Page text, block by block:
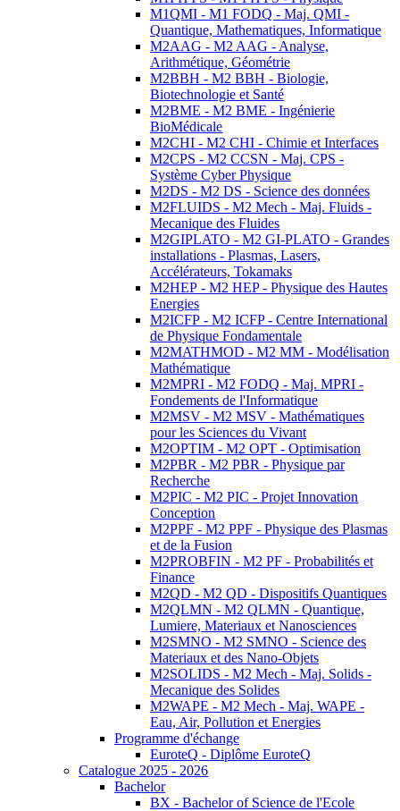
M1QMI - M1 FODQ - Maj. QMI -
Quantique, Mathematiques, Informatique
M2AAG - M2 AAG - Analyse,
Arithmétique, Géométrie
M2BBH - M2 BBH - Biologie,
Biotechnologie et Santé
M2BME - M2 BME - Ingénierie
BioMédicale
M2CHI - M2 CHI - Chimie et Interfaces
M2CPS - M2 CCSN - Maj. CPS -
Système Cyber Physique
M2DS - M2 DS - Science des données
M2FLUIDS - M2 Mech - Maj. Fluids -
Mecanique des Fluides
M2GIPLATO - M2 GI-PLATO - Grandes
installations - Plasmas, Lasers,
Accélérateurs, Tokamaks
M2HEP - M2 HEP - Physique des Hautes
Energies
M2ICFP - M2 ICFP - Centre International
de Physique Fondamentale
M2MATHMOD - M2 MM - Modélisation
Mathématique
M2MPRI - M2 FODQ - Maj. MPRI -
Fondements de l'Informatique
M2MSV - M2 MSV - Mathématiques
pour les Sciences du Vivant
M2OPTIM - M2 OPT - Optimisation
M2PBR - M2 PBR - Physique par
Recherche
M2PIC - M2 PIC - Projet Innovation
Conception
M2PPF - M2 PPF - Physique des Plasmas
et de la Fusion
M2PROBFIN - M2 PF - Probabilités et
Finance
M2QD - M2 QD - Dispositifs Quantiques
M2QLMN - M2 QLMN - Quantique,
Lumiere, Materiaux et Nanosciences
M2SMNO - M2 SMNO - Science des
Materiaux et des Nano-Objets
M2SOLIDS - M2 Mech - Maj. Solids -
Mecanique des Solides
M2WAPE - M2 Mech - Maj. WAPE -
Eau, Air, Pollution et Energies
Programme d'échange
EuroteQ - Diplôme EuroteQ
Catalogue 2025 - 2026
Bachelor
BX - Bachelor of Science de l'Ecole